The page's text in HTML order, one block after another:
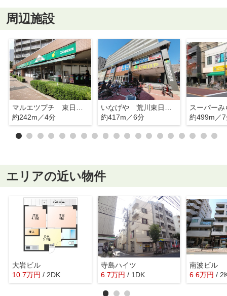
周辺施設
マルエツプチ 東日暮里店
約242m／4分
いなげや 荒川東日暮里店
約417m／6分
約499m／
エリアの近い物件
大岩ビル
10.7万円 / 2DK
寺島ハイツ
6.7万円 / 1DK
南波ビル
6.6万円 /